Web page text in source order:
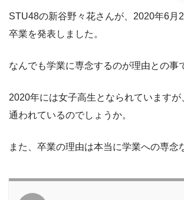
STU48の新谷野々花さんが、2020年6月
卒業を発表しました。
なんでも学業に専念するのが理由との事
2020年には女子高生となられていますが
通われているのでしょうか。
また、卒業の理由は本当に学業への専念